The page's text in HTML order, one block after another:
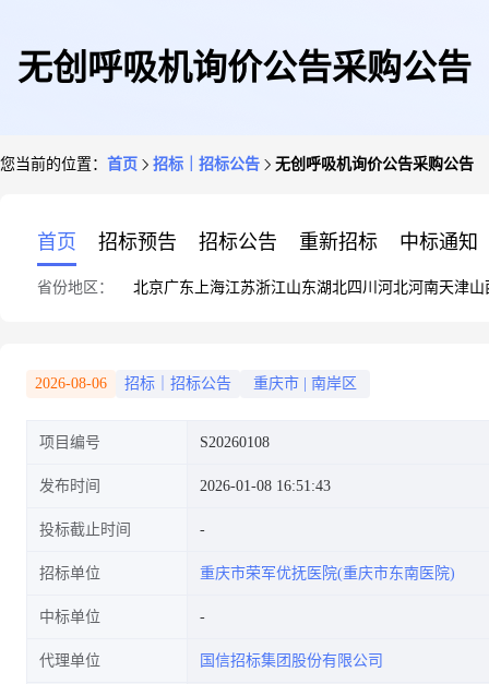
无创呼吸机询价公告采购公告
您当前的位置： 首页 招标｜招标公告 无创呼吸机询价公告采购公告
首页 招标预告 招标公告 重新招标 中标通知
省份地区： 北京广东 上海江苏浙江山东湖北四川 河北河南天津山
2026-08-06 招标｜招标公告 重庆市 南岸区
项目编号 S20260108
发布时间 2026-01-08 16:51:43
投标截止时间
招标单位 重庆市荣军优抚医院(重庆市东南医院)
中标单位
代理单位 国信招标集团股份有限公司